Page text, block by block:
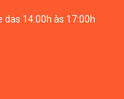
das 14:00h às 17:00h